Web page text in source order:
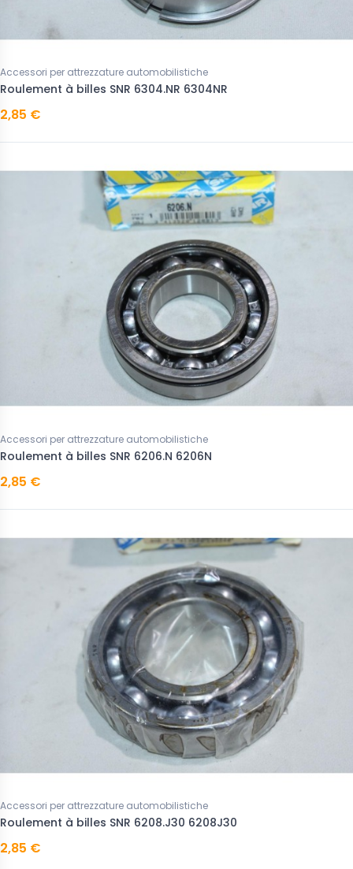
Accessori per attrezzature automobilistiche
Roulement à billes SNR 6304.NR 6304NR
2,85 €
Accessori per attrezzature automobilistiche
Roulement à billes SNR 6206.N 6206N
2,85 €
Accessori per attrezzature automobilistiche
Roulement à billes SNR 6208.J30 6208J30
2,85 €